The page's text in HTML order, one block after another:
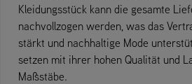
Kleidungsstück kann die gesamte
nachvollzogen werden, was das
stärkt und nachhaltige Mode
setzen mit ihrer hohen Qualität und
Maßstäbe.